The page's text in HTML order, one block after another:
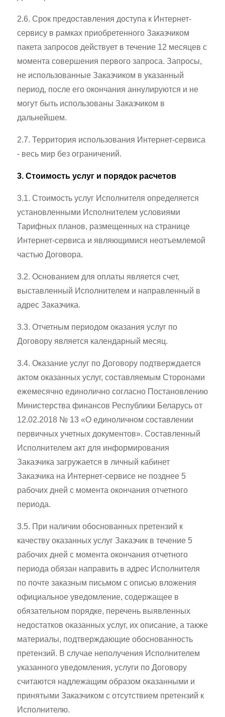
2.6. Срок предоставления доступа к Интернет-
сервису в рамках приобретенного Заказчиком
пакета запросов действует в течение 12 месяцев с
момента совершения первого запроса. Запросы,
не использованные Заказчиком в указанный
период, после его окончания аннулируются и не
могут быть использованы Заказчиком в
дальнейшем.
2.7. Территория использования Интернет-сервиса
- весь мир без ограничений.
3. Стоимость услуг и порядок расчетов
3.1. Стоимость услуг Исполнителя определяется
установленными Исполнителем условиями
Тарифных планов, размещенных на странице
Интернет-сервиса и являющимися неотъемлемой
частью Договора.
3.2. Основанием для оплаты является счет,
выставленный Исполнителем и направленный в
адрес Заказчика.
3.3. Отчетным периодом оказания услуг по
Договору является календарный месяц.
3.4. Оказание услуг по Договору подтверждается
актом оказанных услуг, составляемым Сторонами
ежемесячно единолично согласно Постановлению
Министерства финансов Республики Беларусь от
12.02.2018 № 13 «О единоличном составлении
первичных учетных документов». Составленный
Исполнителем акт для информирования
Заказчика загружается в личный кабинет
Заказчика на Интернет-сервисе не позднее 5
рабочих дней с момента окончания отчетного
периода.
3.5. При наличии обоснованных претензий к
качеству оказанных услуг Заказчик в течение 5
рабочих дней с момента окончания отчетного
периода обязан направить в адрес Исполнителя
по почте заказным письмом с описью вложения
официальное уведомление, содержащее в
обязательном порядке, перечень выявленных
недостатков оказанных услуг, их описание, а также
материалы, подтверждающие обоснованность
претензий. В случае неполучения Исполнителем
указанного уведомления, услуги по Договору
считаются надлежащим образом оказанными и
принятыми Заказчиком с отсутствием претензий к
Исполнителю.